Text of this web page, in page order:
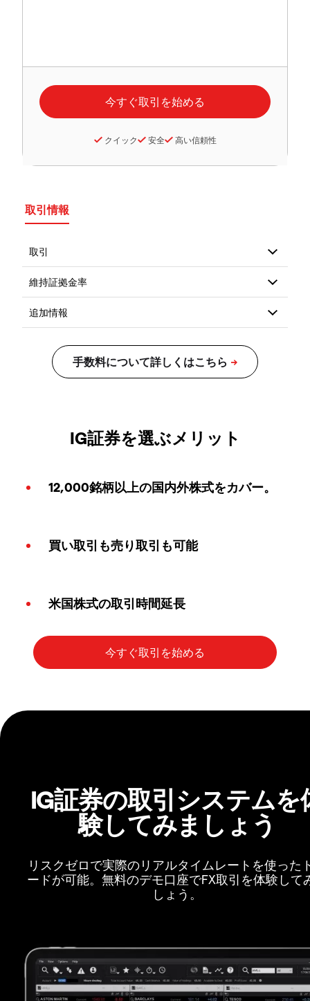
クイック 安全 高い信頼性
取引情報
IG証券を選ぶメリット
12,000銘柄以上の国内外株式をカバー。
買い取引も売り取引も可能
米国株式の取引時間延長
IG証券の取引システムを
験してみましょう
リスクゼロで実際のリアルタイムレートを使った
ードが可能。無料のデモ口座でFX取引を体験して
しょう。